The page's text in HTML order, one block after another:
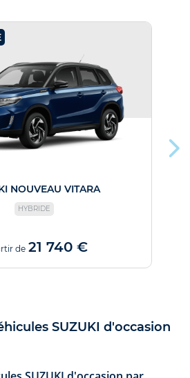
NOUVEAU VITARA
HYBRIDE
de 21 740 €
SUZUKI d'occasion